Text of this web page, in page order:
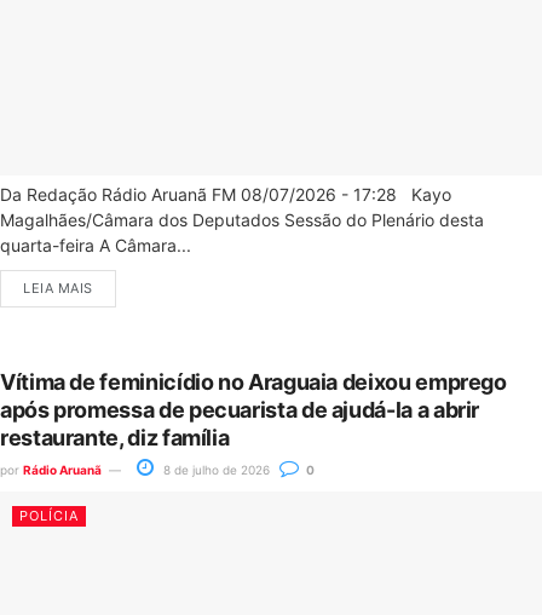
Da Redação Rádio Aruanã FM 08/07/2026 - 17:28 Kayo
Magalhães/Câmara dos Deputados Sessão do Plenário desta
quarta-feira A Câmara...
LEIA MAIS
Vítima de feminicídio no Araguaia deixou emprego
após promessa de pecuarista de ajudá-la a abrir
restaurante, diz família
por Rádio Aruanã 8 de julho de 2026 0
POLÍCIA